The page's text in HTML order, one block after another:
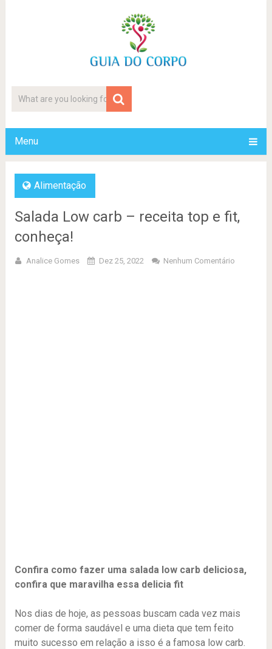
Menu
Alimentação
Salada Low carb – receita top e fit,
conheça!
Analice Gomes Dez 25, 2022 Nenhum Comentário
Confira como fazer uma salada low carb deliciosa,
confira que maravilha essa delicia fit
Nos dias de hoje, as pessoas buscam cada vez mais
comer de forma saudável e uma dieta que tem feito
muito sucesso em relação a isso é a famosa low carb.